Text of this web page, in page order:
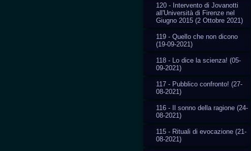
120 - Intervento di Jovanotti
all'Università di Firenze nel
Giugno 2015 (2 Ottobre 2021)
119 - Quello che non dicono
(19-09-2021)
118 - Lo dice la scienza! (05-
09-2021)
117 - Pubblico confronto! (27-
08-2021)
116 - Il sonno della ragione (24-
08-2021)
115 - Rituali di evocazione (21-
08-2021)